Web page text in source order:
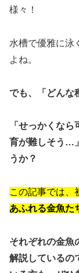
様々！
水槽で優雅に泳
よね。
でも、「どんな
「せっかくな
育が難しそう…
うか？
この記事では、
あふれる金魚た
それぞれの金魚
解説しているの